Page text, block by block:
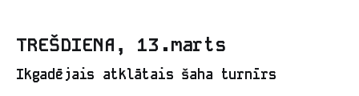
TREŠDIENA, 13.marts
Ikgadējais atklātais šaha turnīrs